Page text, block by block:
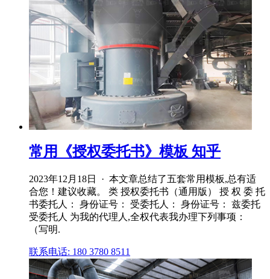
常用《授权委托书》模板 知乎
2023年12月18日 · 本文章总结了五套常用模板,总有适
合您！建议收藏。 类 授权委托书（通用版） 授 权 委 托
书委托人： 身份证号： 受委托人： 身份证号： 兹委托
受委托人 为我的代理人,全权代表我办理下列事项：
（写明.
联系电话: 180 3780 8511